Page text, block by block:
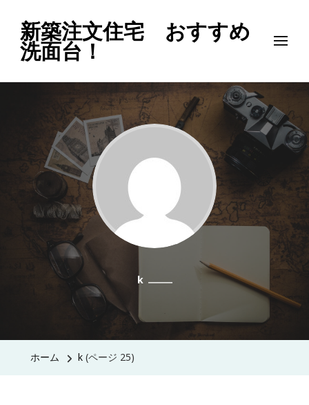
新築注文住宅 おすすめ
洗面台！
k
ホーム k (ページ 25)